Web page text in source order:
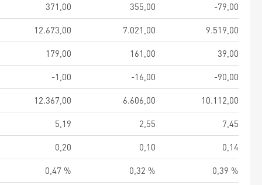
371,00 355,00
-79,00
12.673,00 7.021,00
9.519,00
179,00 161,00
39,00
-1,00 -16,00
-90,00
12.367,00 6.606,00
10.112,00
5,19 2,55
7,45
0,20 0,10
0,14
0,47 % 0,32 %
0,39 %